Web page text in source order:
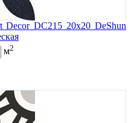
Decor DC215 20x20 DeShun
м2